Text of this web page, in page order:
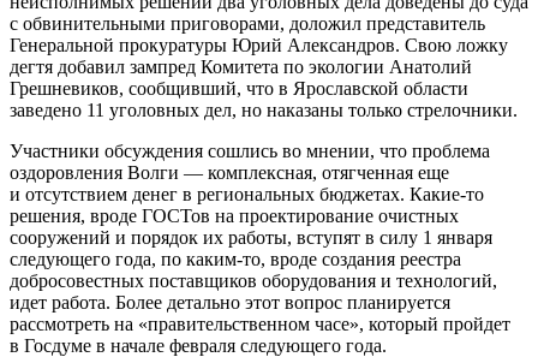
с обвинительными приговорами, доложил представитель
Генеральной прокуратуры Юрий Александров. Свою ложку
дегтя добавил зампред Комитета по экологии Анатолий
Грешневиков, сообщивший, что в Ярославской области
заведено 11 уголовных дел, но наказаны только стрелочники.
Участники обсуждения сошлись во мнении, что проблема
оздоровления Волги — комплексная, отягченная еще
и отсутствием денег в региональных бюджетах. Какие-то
решения, вроде ГОСТов на проектирование очистных
сооружений и порядок их работы, вступят в силу 1 января
следующего года, по каким-то, вроде создания реестра
добросовестных поставщиков оборудования и технологий,
идет работа. Более детально этот вопрос планируется
рассмотреть на «правительственном часе», который пройдет
в Госдуме в начале февраля следующего года.